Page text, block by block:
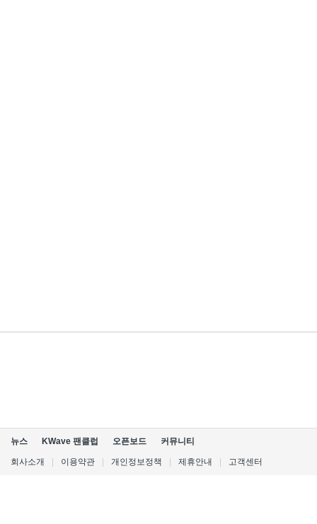
뉴스 KWave 팬클럽 오픈보드 커뮤니티
회사소개 이용약관 개인정보정책 제휴안내 고객센터